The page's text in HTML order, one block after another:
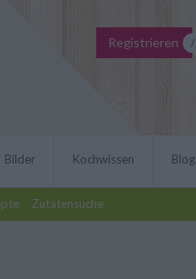
Registrieren
Zutatensuche
Bilder Kochwissen Blog